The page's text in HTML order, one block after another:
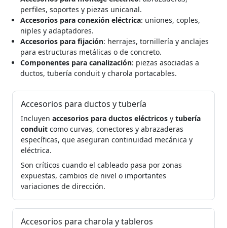
perfiles, soportes y piezas unicanal.
Accesorios para conexión eléctrica: uniones, coples,
niples y adaptadores.
Accesorios para fijación: herrajes, tornillería y anclajes
para estructuras metálicas o de concreto.
Componentes para canalización: piezas asociadas a
ductos, tubería conduit y charola portacables.
Accesorios para ductos y tubería
Incluyen accesorios para ductos eléctricos y tubería
conduit como curvas, conectores y abrazaderas
específicas, que aseguran continuidad mecánica y
eléctrica.
Son críticos cuando el cableado pasa por zonas
expuestas, cambios de nivel o importantes
variaciones de dirección.
Accesorios para charola y tableros